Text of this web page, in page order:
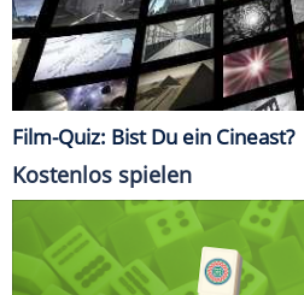
Film-Quiz: Bist Du ein Cineast?
Kostenlos spielen